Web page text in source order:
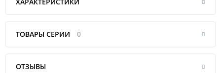
ТОВАРЫ СЕРИИ 0
ОТЗЫВЫ